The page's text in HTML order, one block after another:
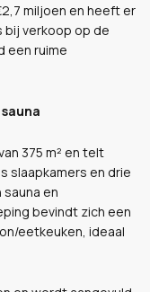
miljoen en heeft er
bij verkoop op de
een ruime
375 m² en telt
slaapkamers en drie
en
bevindt zich een
eetkeuken, ideaal